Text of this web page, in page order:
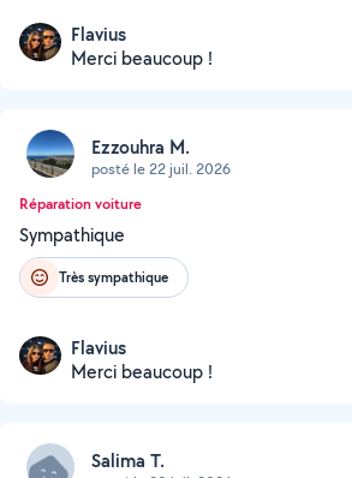
Flavius
Merci beaucoup !
Ezzouhra M.
posté le 22 juil. 2026
Réparation voiture
Sympathique
Très sympathique
Flavius
Merci beaucoup !
Salima T.